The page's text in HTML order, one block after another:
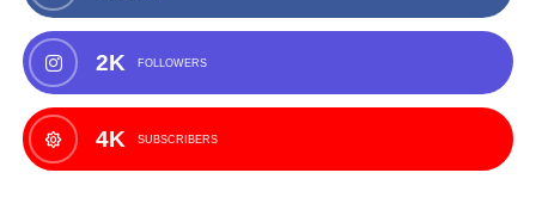
2K FOLLOWERS
4K SUBSCRIBERS